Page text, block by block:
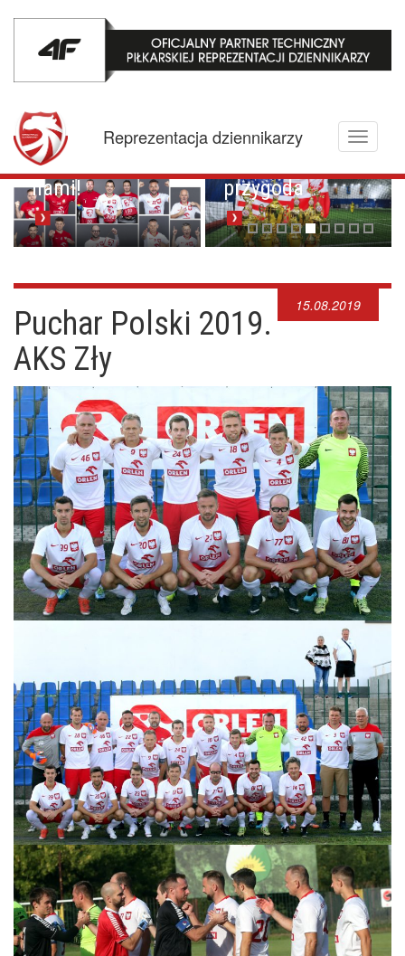
Toggle
Reprezentacja dziennikarzy
czyli
amerykańska
przygoda
Mołdawskie trzy
po trzy
15.08.2019
Puchar Polski 2019.
AKS Zły